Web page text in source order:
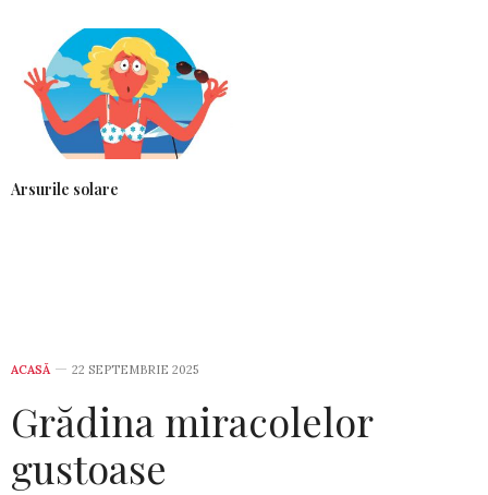
Arsurile solare
ACASĂ 22 SEPTEMBRIE 2025
Grădina miracolelor
gustoase